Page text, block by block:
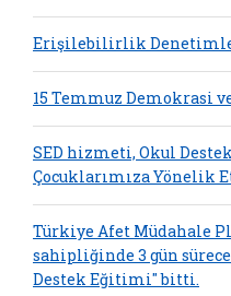
Erişilebilirlik
15 Temmuz Demokrasi
SED hizmeti, Okul
Çocuklarımıza Yönelik
Türkiye Afet Müdahale
sahipliğinde 3 gün
Destek Eğitimi" bitti.